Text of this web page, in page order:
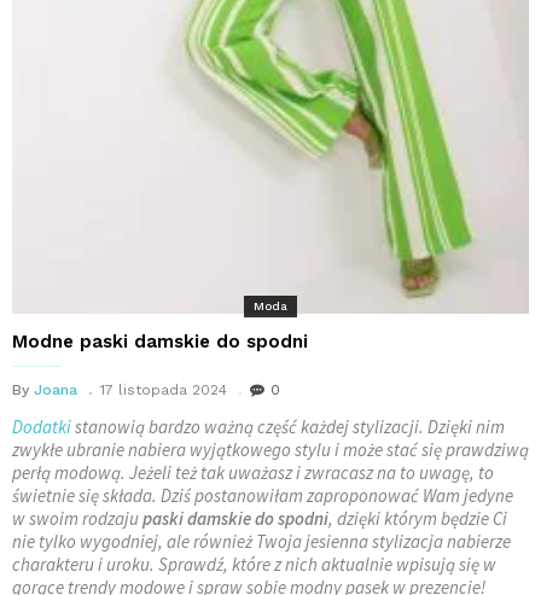
Moda
Modne paski damskie do spodni
By Joana 17 listopada 2024 0
Dodatkistanowią bardzo ważną część każdej stylizacji. Dzięki nim
zwykłe ubranie nabiera wyjątkowego stylu i może stać się prawdziwą
perłą modową. Jeżeli też tak uważasz i zwracasz na to uwagę, to
świetnie się składa. Dziś postanowiłam zaproponować Wam jedyne
w swoim rodzajupaski damskie do spodni, dzięki którym będzie Ci
nie tylko wygodniej, ale również Twoja jesienna stylizacja nabierze
charakteru i uroku. Sprawdź, które z nich aktualnie wpisują się w
gorące trendy modowe i spraw sobie modny pasek w prezencie!